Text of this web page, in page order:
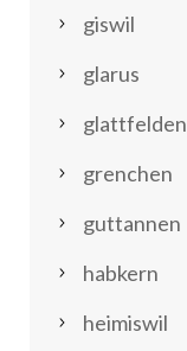
giswil
glarus
glattfelden
grenchen
guttannen
habkern
heimiswil